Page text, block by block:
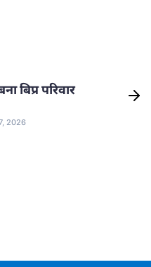
SI,
समेत 136
देखें लिस्ट
5